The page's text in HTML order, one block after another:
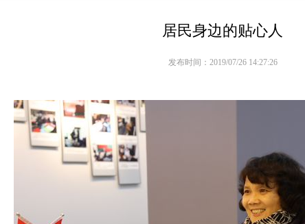
居民身边的贴心人
发布时间：2019/07/26 14:27:26